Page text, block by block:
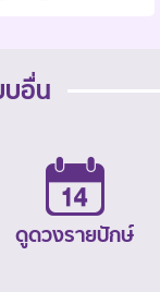
บอื่น
ดูดวงรายปักษ์